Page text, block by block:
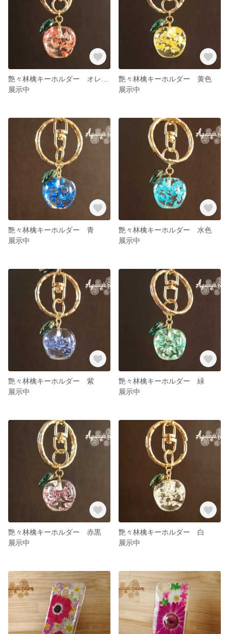
展示中
艶々林檎キーホルダー 黄色
展示中
艶々林檎キーホルダー 青
展示中
艶々林檎キーホルダー 水色
展示中
艶々林檎キーホルダー 紫
展示中
艶々林檎キーホルダー 緑
展示中
艶々林檎キーホルダー 赤黒
展示中
艶々林檎キーホルダー 白
展示中